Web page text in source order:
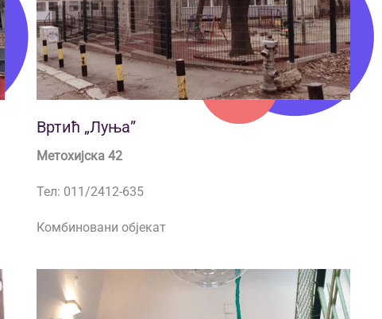
Вртић „Луња”
Метохијска 42
Тел: 011/2412-635
Комбиновани објекат